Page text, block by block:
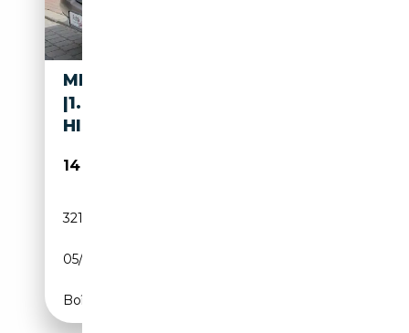
MERCEDES-BENZ S 300 SE
|1.HAND|LÜCKENLOSE
HISTORIE|AUTOMATIK
14 999€
321 000 km
05/1992
Boîte automatique